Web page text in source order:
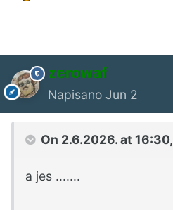
zerowaf
Napisano Jun 2
On 2.6.2026. at 16:30,
a jes .......